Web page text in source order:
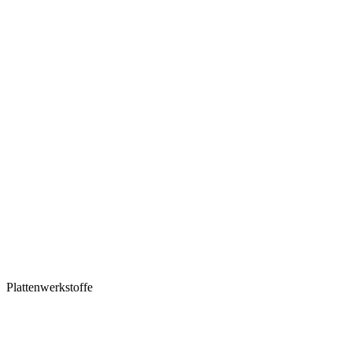
Plattenwerkstoffe